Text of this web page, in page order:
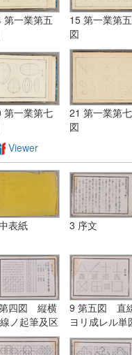
第一業第五
15 第一業第五
図
第一業第七
21 第一業第七
図
Viewer
表紙 3 序文
四図 縦横
ノ起筆及区
ノ式
9 第五図 直
ヨリ成レル単